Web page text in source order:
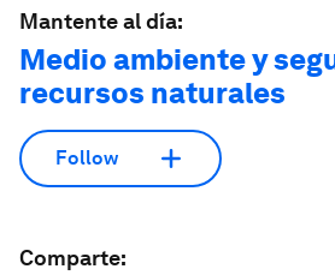
Mantente al día:
Medio ambiente y
recursos naturales
Follow
Comparte: